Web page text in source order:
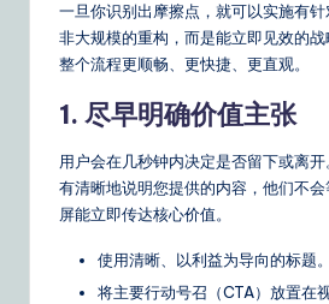
一旦你识别出摩擦点，就可以实施有
非大规模的重构，而是能立即见效的
整个流程更顺畅、更快捷、更直观。
1. 尽早明确价值主张
用户会在几秒钟内决定是否留下或离
有清晰地说明您提供的内容，他们不
屏能立即传达核心价值。
使用清晰、以利益为导向的标题。
将主要行动号召（CTA）放置在